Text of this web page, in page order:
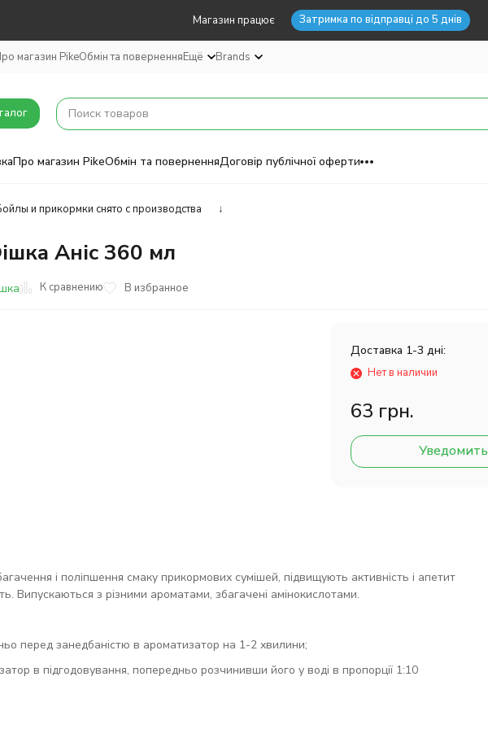
Магазин працює Затримка по відправці до 5 днів
магазин PikeОбмін та поверненняЕщё Brands
Про магазин PikeОбмін та поверненняДоговір публічної оферти
и прикормки снято с производства ↓
Аніс 360 мл
К сравнению В избранное
Доставка 1-3 дні:
Нет в наличии
63 грн.
Уведомить
і поліпшення смаку прикормових сумішей, підвищують активність і апетит
Випускаються з різними ароматами, збагачені амінокислотами.
перед занедбаністю в ароматизатор на 1-2 хвилини;
в підгодовування, попередньо розчинивши його у воді в пропорції 1:10